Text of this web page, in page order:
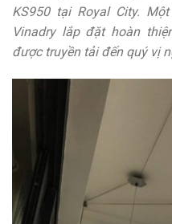
KS950 tại Royal City.
Vinadry lắp đặt hoàn
được truyền tải đến quý vị